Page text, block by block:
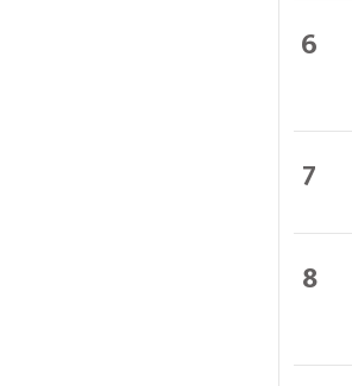
6
7
8